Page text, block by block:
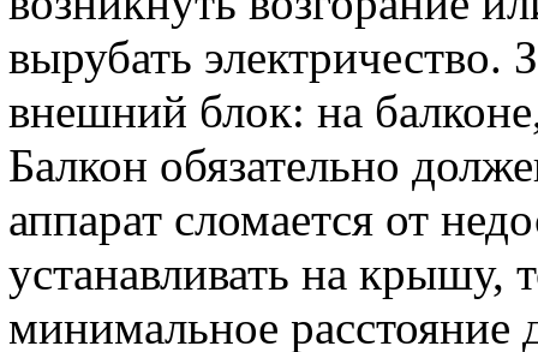
вырубать электричество.
внешний блок: на
Балкон обязательно
аппарат сломается от
устанавливать на крышу,
минимальное расстояние